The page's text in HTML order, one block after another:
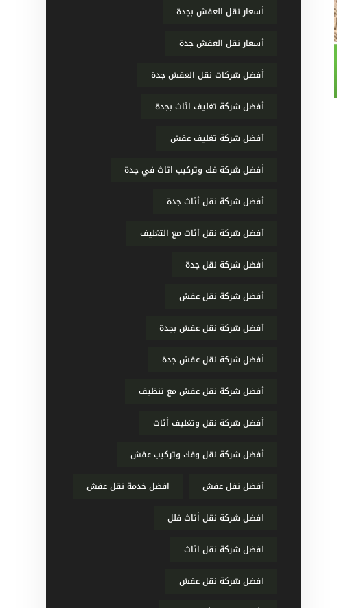
أسعار نقل العفش بجدة
أسعار نقل العفش جدة
أفضل شركات نقل العفش جدة
أفضل شركة تغليف اثاث بجدة
أفضل شركة تغليف عفش
أفضل شركة فك وتركيب اثاث في جدة
أفضل شركة نقل أثاث جدة
أفضل شركة نقل أثاث مع التغليف
أفضل شركة نقل جدة
أفضل شركة نقل عفش
أفضل شركة نقل عفش بجدة
أفضل شركة نقل عفش جدة
أفضل شركة نقل عفش مع تنظيف
أفضل شركة نقل وتغليف أثاث
أفضل شركة نقل وفك وتركيب عفش
أفضل نفل عفش افضل خدمة نقل عفش
افضل شركة نقل أثاث فلل
افضل شركة نقل اثاث
افضل شركة نقل عفش